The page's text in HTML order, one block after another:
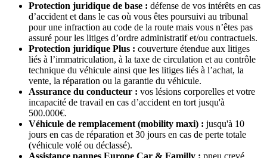
Protection juridique de base : défense de vos intérêts en cas
d’accident et dans le cas où vous êtes poursuivi au tribunal
pour une infraction au code de la route mais vous n’êtes pas
assuré pour les litiges d’ordre administratif et/ou contractuels.
Protection juridique Plus : couverture étendue aux litiges
liés à l’immatriculation, à la taxe de circulation et au contrôle
technique du véhicule ainsi que les litiges liés à l’achat, la
vente, la réparation ou la garantie du véhicule.
Assurance du conducteur : vos lésions corporelles et votre
incapacité de travail en cas d’accident en tort jusqu'à
500.000€.
Véhicule de remplacement (mobility maxi) : jusqu'à 10
jours en cas de réparation et 30 jours en cas de perte totale
(véhicule volé ou déclassé).